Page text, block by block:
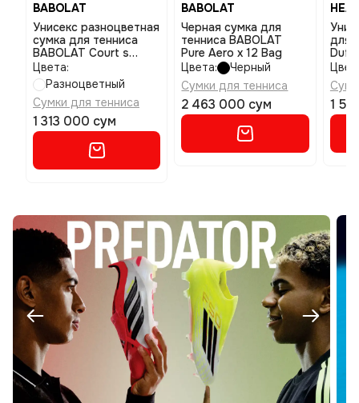
BABOLAT
Унисекс разноцветная
сумка для тенниса
BABOLAT Court s
wimbledon размер uniq
Цвета:
Разноцветный
Сумки для тенниса
1 313 000 сум
BABOLAT
Черная сумка для
тенниса BABOLAT
Pure Aero x 12 Bag
Цвета:
Черный
Сумки для тенниса
2 463 000 сум
для
1